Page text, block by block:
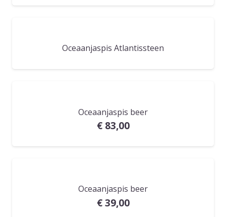
Oceaanjaspis Atlantissteen
Oceaanjaspis beer
€83,00
Oceaanjaspis beer
€39,00